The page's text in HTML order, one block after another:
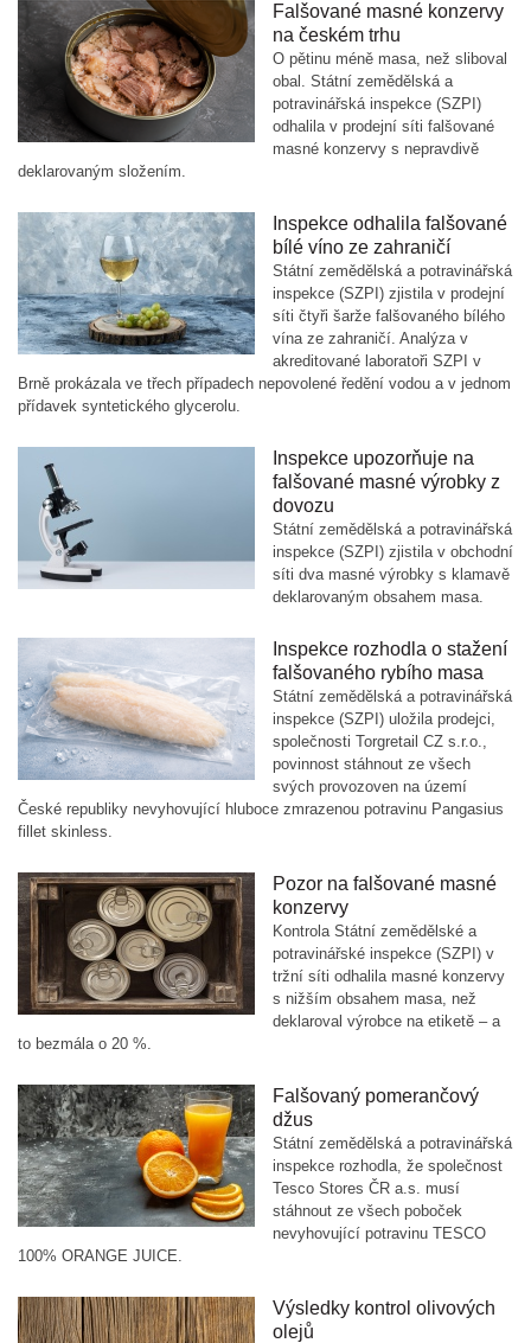
Falšované masné konzervy
na českém trhu
O pětinu méně masa, než sliboval
obal. Státní zemědělská a
potravinářská inspekce (SZPI)
odhalila v prodejní síti falšované
masné konzervy s nepravdivě
deklarovaným složením.
Inspekce odhalila falšované
bílé víno ze zahraničí
Státní zemědělská a potravinářská
inspekce (SZPI) zjistila v prodejní
síti čtyři šarže falšovaného bílého
vína ze zahraničí. Analýza v
akreditované laboratoři SZPI v
Brně prokázala ve třech případech nepovolené ředění vodou a v jednom
přídavek syntetického glycerolu.
Inspekce upozorňuje na
falšované masné výrobky z
dovozu
Státní zemědělská a potravinářská
inspekce (SZPI) zjistila v obchodní
síti dva masné výrobky s klamavě
deklarovaným obsahem masa.
Inspekce rozhodla o stažení
falšovaného rybího masa
Státní zemědělská a potravinářská
inspekce (SZPI) uložila prodejci,
společnosti Torgretail CZ s.r.o.,
povinnost stáhnout ze všech
svých provozoven na území
České republiky nevyhovující hluboce zmrazenou potravinu Pangasius
fillet skinless.
Pozor na falšované masné
konzervy
Kontrola Státní zemědělské a
potravinářské inspekce (SZPI) v
tržní síti odhalila masné konzervy
s nižším obsahem masa, než
deklaroval výrobce na etiketě – a
to bezmála o 20 %.
Falšovaný pomerančový
džus
Státní zemědělská a potravinářská
inspekce rozhodla, že společnost
Tesco Stores ČR a.s. musí
stáhnout ze všech poboček
nevyhovující potravinu TESCO
100% ORANGE JUICE.
Výsledky kontrol olivových
olejů